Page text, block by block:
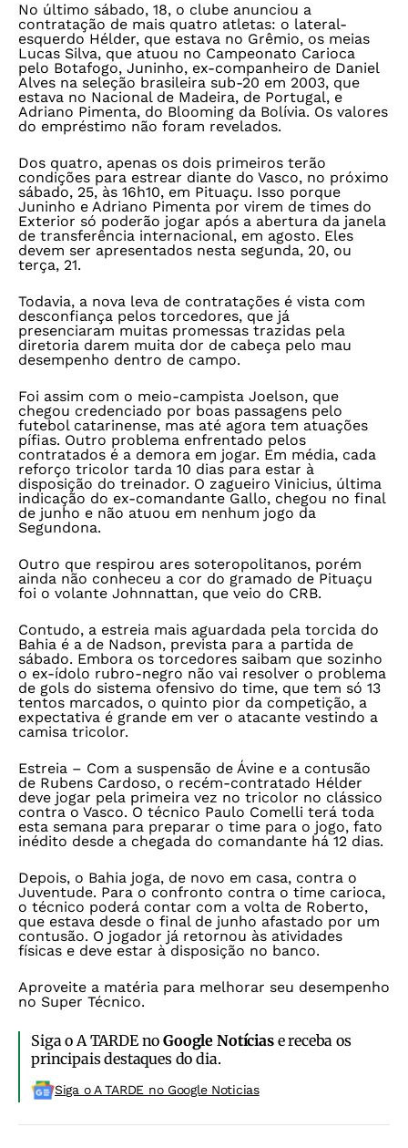
No último sábado, 18, o clube anunciou a
contratação de mais quatro atletas: o lateral-
esquerdo Hélder, que estava no Grêmio, os meias
Lucas Silva, que atuou no Campeonato Carioca
pelo Botafogo, Juninho, ex-companheiro de Daniel
Alves na seleção brasileira sub-20 em 2003, que
estava no Nacional de Madeira, de Portugal, e
Adriano Pimenta, do Blooming da Bolívia. Os valores
do empréstimo não foram revelados.
Dos quatro, apenas os dois primeiros terão
condições para estrear diante do Vasco, no próximo
sábado, 25, às 16h10, em Pituaçu. Isso porque
Juninho e Adriano Pimenta por virem de times do
Exterior só poderão jogar após a abertura da janela
de transferência internacional, em agosto. Eles
devem ser apresentados nesta segunda, 20, ou
terça, 21.
Todavia, a nova leva de contratações é vista com
desconfiança pelos torcedores, que já
presenciaram muitas promessas trazidas pela
diretoria darem muita dor de cabeça pelo mau
desempenho dentro de campo.
Foi assim com o meio-campista Joelson, que
chegou credenciado por boas passagens pelo
futebol catarinense, mas até agora tem atuações
pífias. Outro problema enfrentado pelos
contratados é a demora em jogar. Em média, cada
reforço tricolor tarda 10 dias para estar à
disposição do treinador. O zagueiro Vinicius, última
indicação do ex-comandante Gallo, chegou no final
de junho e não atuou em nenhum jogo da
Segundona.
Outro que respirou ares soteropolitanos, porém
ainda não conheceu a cor do gramado de Pituaçu
foi o volante Johnnattan, que veio do CRB.
Contudo, a estreia mais aguardada pela torcida do
Bahia é a de Nadson, prevista para a partida de
sábado. Embora os torcedores saibam que sozinho
o ex-ídolo rubro-negro não vai resolver o problema
de gols do sistema ofensivo do time, que tem só 13
tentos marcados, o quinto pior da competição, a
expectativa é grande em ver o atacante vestindo a
camisa tricolor.
Estreia – Com a suspensão de Ávine e a contusão
de Rubens Cardoso, o recém-contratado Hélder
deve jogar pela primeira vez no tricolor no clássico
contra o Vasco. O técnico Paulo Comelli terá toda
esta semana para preparar o time para o jogo, fato
inédito desde a chegada do comandante há 12 dias.
Depois, o Bahia joga, de novo em casa, contra o
Juventude. Para o confronto contra o time carioca,
o técnico poderá contar com a volta de Roberto,
que estava desde o final de junho afastado por um
contusão. O jogador já retornou às atividades
físicas e deve estar à disposição no banco.
Aproveite a matéria para melhorar seu desempenho
no Super Técnico.
Siga o A TARDE noGoogle Notíciase receba os
principais destaques do dia.
Siga o A TARDE no Google Noticias